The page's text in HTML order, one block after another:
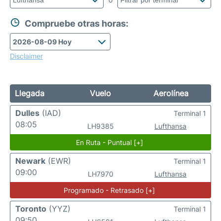
Compruebe otras horas:
Disclaimer
Llegada Vuelo
Aerolínea
Dulles (IAD)
08:05
LH9385 Lufthansa
Terminal 1
En Ruta - Puntual [+]
Newark (EWR)
09:00
LH7970 Lufthansa
Terminal 1
Programado - Retrasado [+]
Toronto (YYZ)
Terminal 1